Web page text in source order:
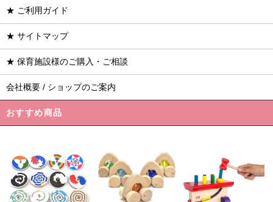
★ ご利用ガイド
★ サイトマップ
★ 保育施設様のご購入・ご相談
会社概要 / ショップのご案内
おすすめ商品